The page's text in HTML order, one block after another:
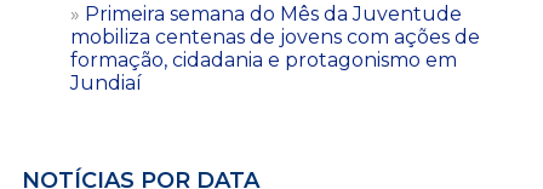
Primeira semana do Mês da Juventude
mobiliza centenas de jovens com ações de
formação, cidadania e protagonismo em
Jundiaí
NOTÍCIAS POR DATA